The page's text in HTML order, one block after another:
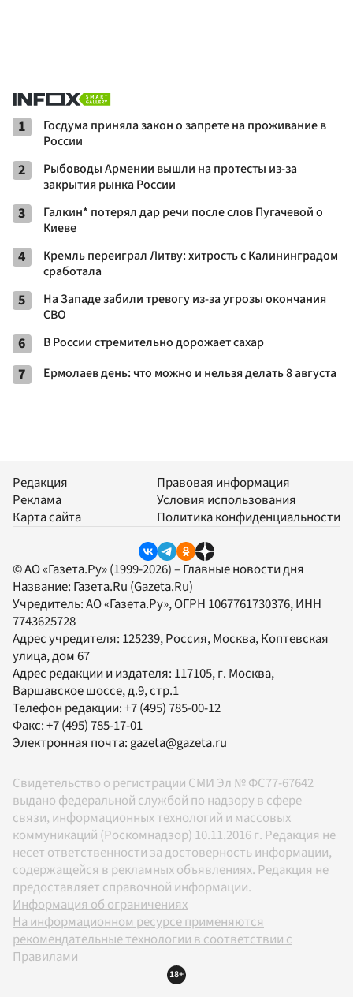
1
Госдума приняла закон о запрете на проживание в
России
2
Рыбоводы Армении вышли на протесты из-за
закрытия рынка России
3
Галкин* потерял дар речи после слов Пугачевой о
Киеве
4
Кремль переиграл Литву: хитрость с Калининградом
сработала
5
На Западе забили тревогу из-за угрозы окончания
СВО
6 В России стремительно дорожает сахар
7 Ермолаев день: что можно и нельзя делать 8 августа
Редакция
Реклама
Карта сайта
Правовая информация
Условия использования
Политика конфиденциальности
© АО «Газета.Ру» (1999-2026) – Главные новости дня
Название: Газета.Ru (Gazeta.Ru)
Учредитель:АО «Газета.Ру», ОГРН 1067761730376, ИНН
7743625728
Адрес учредителя: 125239, Россия, Москва, Коптевская
улица, дом 67
Адрес редакции и издателя: 117105, г. Москва,
Варшавское шоссе, д.9, стр.1
Телефон редакции:+7 (495) 785-00-12
Факс:+7 (495) 785-17-01
Электронная почта:gazeta@gazeta.ru
Свидетельство о регистрации СМИ Эл № ФС77-67642
выдано федеральной службой по надзору в сфере
связи, информационных технологий и массовых
коммуникаций (Роскомнадзор) 10.11.2016 г. Редакция не
несет ответственности за достоверность информации,
содержащейся в рекламных объявлениях. Редакция не
предоставляет справочной информации.
Информация об ограничениях
На информационном ресурсе применяются
рекомендательные технологии в соответствии с
Правилами
18+